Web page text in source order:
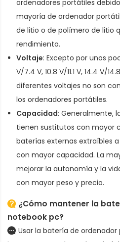
ordenadores portátiles
mayoría de ordenador
de litio o de polímero de litio
rendimiento.
Voltaje: Excepto por unos
V/7.4 V, 10.8 V/11.1 V, 14.4 V/
diferentes voltajes no son
los ordenadores portátiles.
Capacidad: Generalmente,
tienen sustitutos con mayor
baterías externas extraíbles
con mayor capacidad. La
mejorar la autonomía y la
con mayor peso y precio.
¿Cómo mantener la
notebook pc?
Usar la batería de